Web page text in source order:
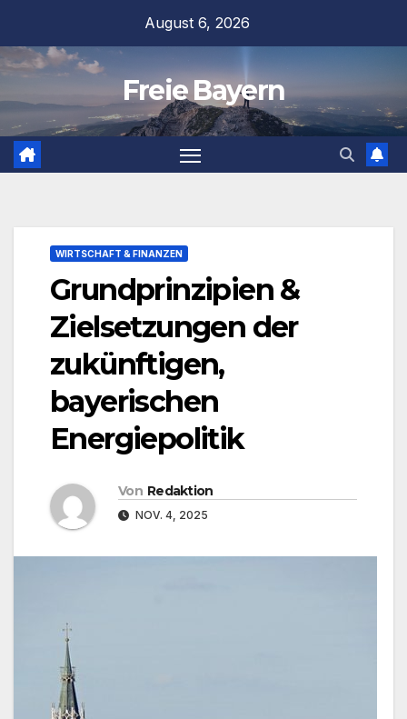
springen
August 6, 2026
Freie Bayern
WIRTSCHAFT & FINANZEN
Grundprinzipien &
Zielsetzungen der
zukünftigen,
bayerischen
Energiepolitik
Von Redaktion
NOV. 4, 2025